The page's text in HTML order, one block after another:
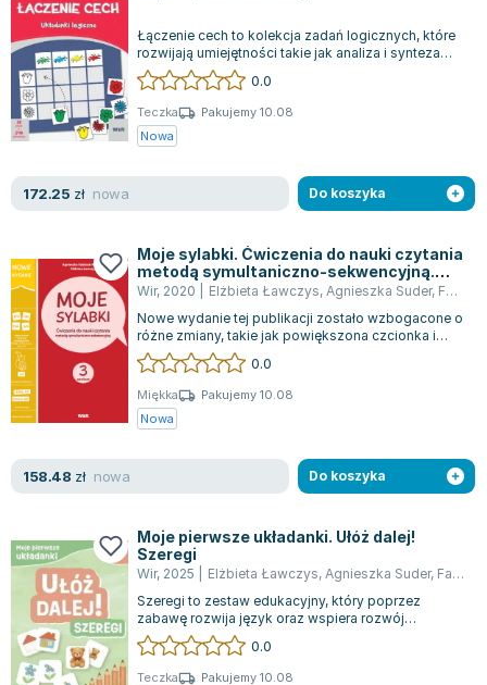
Łączenie cech to kolekcja zadań logicznych, które
rozwijają umiejętności takie jak analiza i synteza
wzrokowa, koncentracja oraz p...
0.0
Teczka
Pakujemy 10.08
Nowa
172.25 zł nowa Do koszyka
Moje sylabki. Ćwiczenia do nauki czytania
metodą symultaniczno-sekwencyjną.
Zestaw 3
Wir, 2020 Elżbieta Ławczys, Agnieszka Suder, Fabisiak-Majcher Agnieszka
Nowe wydanie tej publikacji zostało wzbogacone o
różne zmiany, takie jak powiększona czcionka i
współczesne ilustracje, które czyn...
0.0
Miękka
Pakujemy 10.08
Nowa
158.48 zł nowa Do koszyka
Moje pierwsze układanki. Ułóż dalej!
Szeregi
Wir, 2025 Elżbieta Ławczys, Agnieszka Suder, Fabisiak-Majcher Agnieszka
Szeregi to zestaw edukacyjny, który poprzez
zabawę rozwija język oraz wspiera rozwój
poznawczy dzieci. Ćwiczenia polegające na sze...
0.0
Teczka
Pakujemy 10.08